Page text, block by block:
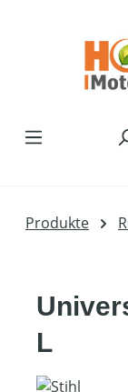
Produkte
L